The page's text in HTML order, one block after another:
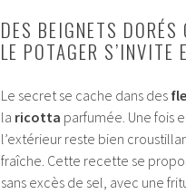
DES BEIGNETS
LE POTAGER S’INVITE
Le secret se cache dans des
la ricotta parfumée. Une fois
l’extérieur reste bien
fraîche. Cette recette se
sans excès de sel, avec une